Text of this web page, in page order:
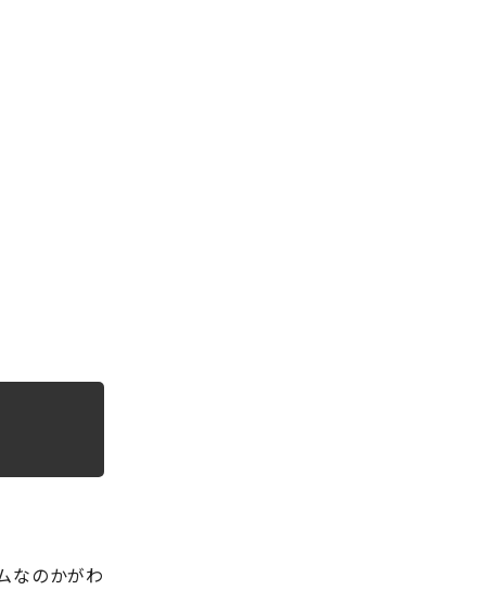
なのかがわ